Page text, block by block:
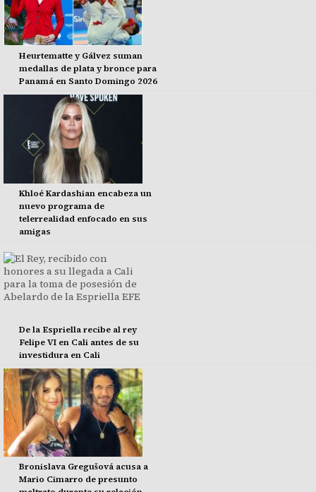
Heurtematte y Gálvez suman
medallas de plata y bronce para
Panamá en Santo Domingo 2026
Khloé Kardashian encabeza un
nuevo programa de
telerrealidad enfocado en sus
amigas
De la Espriella recibe al rey
Felipe VI en Cali antes de su
investidura en Cali
Bronislava Gregušová acusa a
Mario Cimarro de presunto